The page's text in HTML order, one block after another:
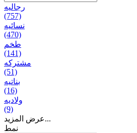
رجالیه
(757)
نسائیه
(470)
طخم
(141)
مشتركه
(51)
بناتیه
(16)
ولادیه
(9)
عرض المزيد...
نمط